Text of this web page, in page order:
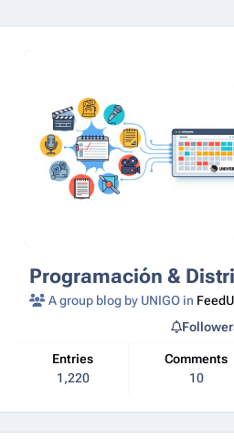
Programación &
A group blog by UNIGO in
Entries
1,220
Comments
10